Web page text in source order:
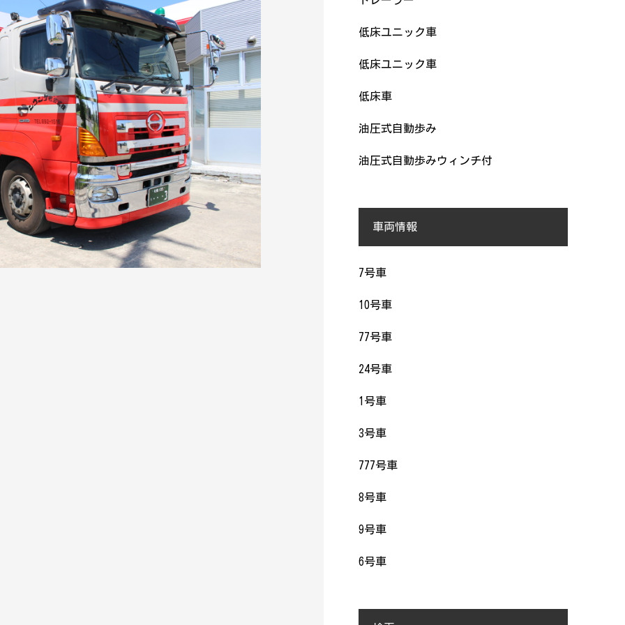
低床ユニック車
低床ユニック車
低床車
油圧式自動歩み
油圧式自動歩みウィンチ付
車両情報
7号車
10号車
77号車
24号車
1号車
3号車
777号車
8号車
9号車
6号車